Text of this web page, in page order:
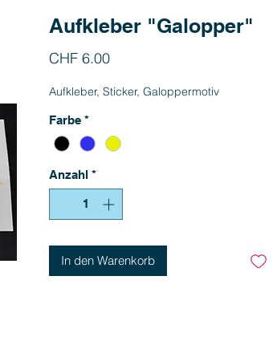
Aufkleber "Galopper"
CHF 6.00Preis
Aufkleber, Sticker, Galoppermotiv
Farbe *
Anzahl *
In den Warenkorb